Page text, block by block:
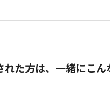
た方は、一緒にこん